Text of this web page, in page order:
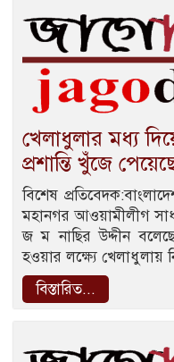
খেলাধুলার মধ্য
প্রশান্তি খুঁজে
বিশেষ
মহানগর আওয়ামীলীগ
জ ম নাছির উদ্দীন
হওয়ার লক্ষ্যে খেলাধুলায়
বিস্তারিত...